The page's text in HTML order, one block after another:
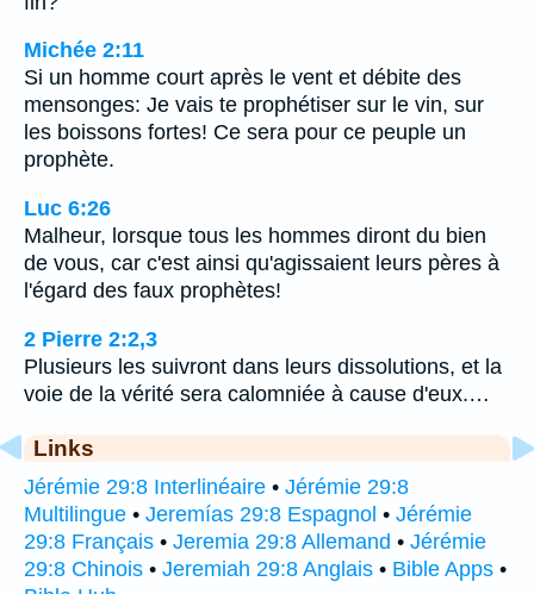
Michée 2:11
Si un homme court après le vent et débite des
mensonges: Je vais te prophétiser sur le vin, sur
les boissons fortes! Ce sera pour ce peuple un
prophète.
Luc 6:26
Malheur, lorsque tous les hommes diront du bien
de vous, car c'est ainsi qu'agissaient leurs pères à
l'égard des faux prophètes!
2 Pierre 2:2,3
Plusieurs les suivront dans leurs dissolutions, et la
voie de la vérité sera calomniée à cause d'eux.…
Links
Jérémie 29:8 Interlinéaire • Jérémie 29:8
Multilingue • Jeremías 29:8 Espagnol • Jérémie
29:8 Français • Jeremia 29:8 Allemand • Jérémie
29:8 Chinois • Jeremiah 29:8 Anglais • Bible Apps •